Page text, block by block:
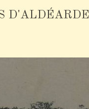
D'ALDÉARDE